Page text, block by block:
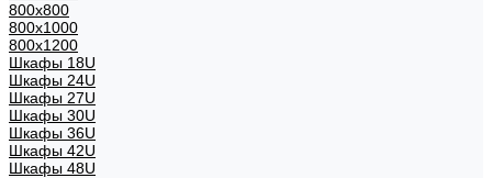
800x800
800х1000
800х1200
Шкафы 18U
Шкафы 24U
Шкафы 27U
Шкафы 30U
Шкафы 36U
Шкафы 42U
Шкафы 48U